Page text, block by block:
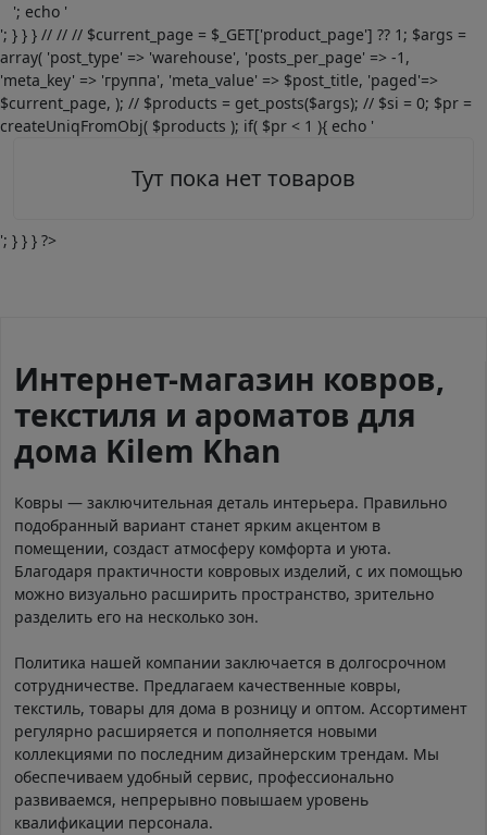
'; echo '
'; } } } // // // $current_page = $_GET['product_page'] ?? 1; $args =
array( 'post_type' => 'warehouse', 'posts_per_page' => -1,
'meta_key' => 'группа', 'meta_value' => $post_title, 'paged'=>
$current_page, ); // $products = get_posts($args); // $si = 0; $pr =
createUniqFromObj( $products ); if( $pr < 1 ){ echo '
Тут пока нет товаров
'; } } } ?>
Интернет-магазин ковров,
текстиля и ароматов для
дома Kilem Khan
Ковры — заключительная деталь интерьера. Правильно
подобранный вариант станет ярким акцентом в
помещении, создаст атмосферу комфорта и уюта.
Благодаря практичности ковровых изделий, с их помощью
можно визуально расширить пространство, зрительно
разделить его на несколько зон.
Политика нашей компании заключается в долгосрочном
сотрудничестве. Предлагаем качественные ковры,
текстиль, товары для дома в розницу и оптом. Ассортимент
регулярно расширяется и пополняется новыми
коллекциями по последним дизайнерским трендам. Мы
обеспечиваем удобный сервис, профессионально
развиваемся, непрерывно повышаем уровень
квалификации персонала.